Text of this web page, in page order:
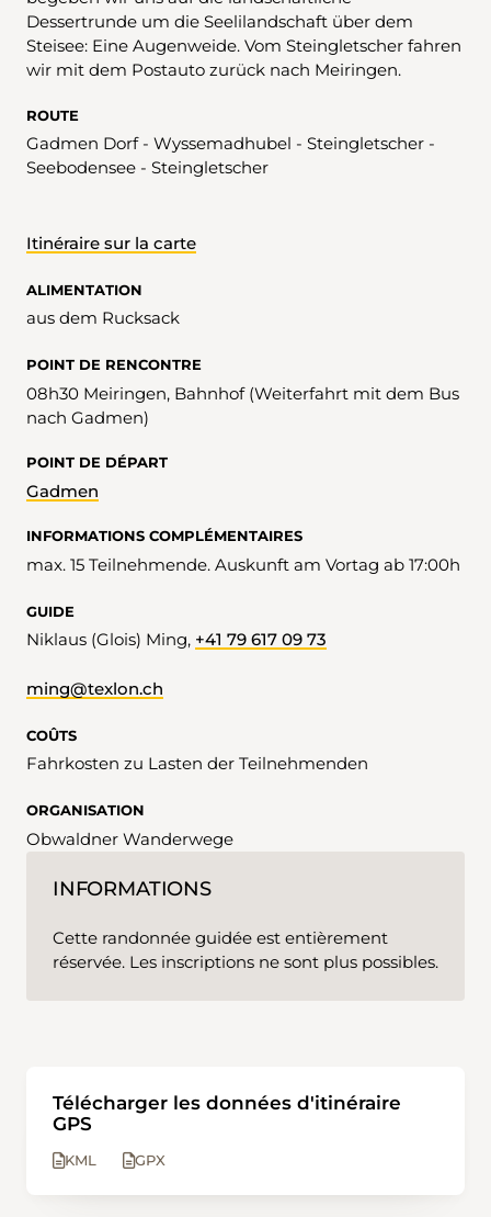
Dessertrunde um die Seelilandschaft über dem
Steisee: Eine Augenweide. Vom Steingletscher fahren
wir mit dem Postauto zurück nach Meiringen.
ROUTE
Gadmen Dorf - Wyssemadhubel - Steingletscher -
Seebodensee - Steingletscher
Itinéraire sur la carte
ALIMENTATION
aus dem Rucksack
POINT DE RENCONTRE
08h30 Meiringen, Bahnhof (Weiterfahrt mit dem Bus
nach Gadmen)
POINT DE DÉPART
Gadmen
INFORMATIONS COMPLÉMENTAIRES
max. 15 Teilnehmende. Auskunft am Vortag ab 17:00h
GUIDE
Niklaus (Glois) Ming, +41 79 617 09 73
ming@texlon.ch
COÛTS
Fahrkosten zu Lasten der Teilnehmenden
ORGANISATION
Obwaldner Wanderwege
INFORMATIONS
Cette randonnée guidée est entièrement
réservée. Les inscriptions ne sont plus possibles.
Télécharger les données d'itinéraire
GPS
KML GPX